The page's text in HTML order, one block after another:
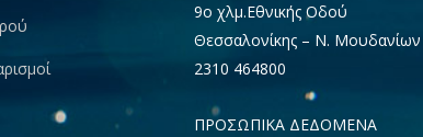
9ο χλμ.Εθνικής Οδού
Θεσσαλονίκης – Ν. Μουδανίων
2310 464800
ΠΡΟΣΩΠΙΚΑ ΔΕΔΟΜΕΝΑ